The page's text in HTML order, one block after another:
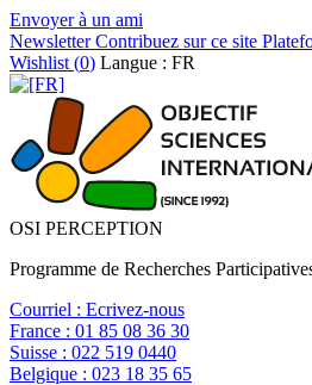
Envoyer à un ami
NewsletterContribuez sur ce site
Wishlist (0) Langue : FR
OSI PERCEPTION
Programme de Recherches
Courriel : Ecrivez-nous
France : 01 85 08 36 30
Suisse : 022 519 0440
Belgique : 023 18 35 65